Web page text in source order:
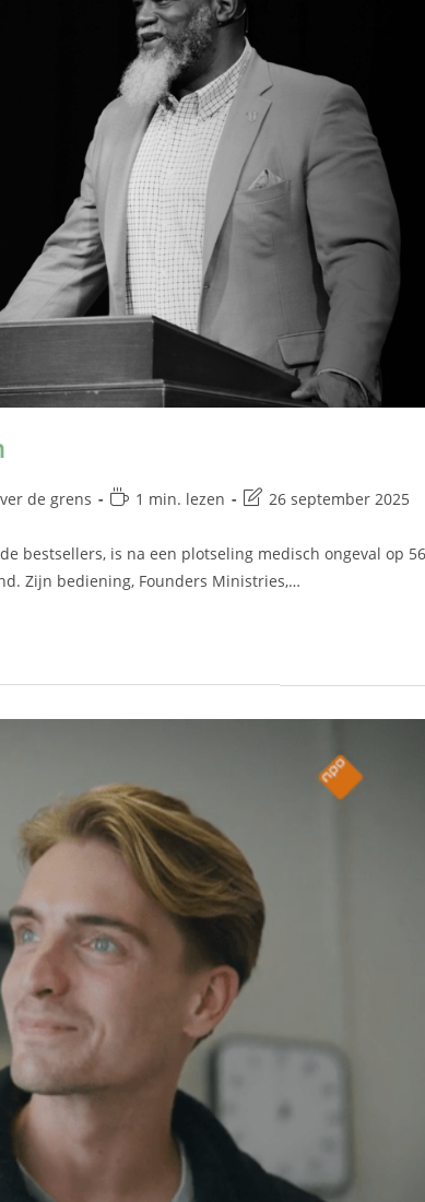
de grens 1 min. lezen 26 september 2025
bestsellers, is na een plotseling medisch ongeval op
Zijn bediening, Founders Ministries,…